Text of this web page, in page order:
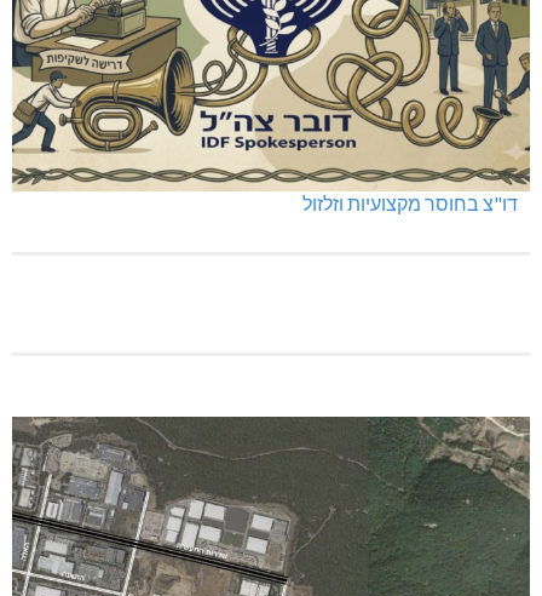
דו"צ בחוסר מקצועיות וזלזול